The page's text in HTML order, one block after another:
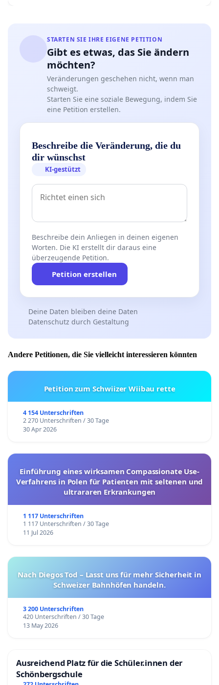
STARTEN SIE IHRE EIGENE PETITION
Gibt es etwas, das Sie ändern
möchten?
Veränderungen geschehen nicht, wenn man
schweigt.
Starten Sie eine soziale Bewegung, indem Sie
eine Petition erstellen.
Beschreibe die Veränderung, die du
dir wünschst
KI-gestützt
Beschreibe dein Anliegen in deinen eigenen
Worten. Die KI erstellt dir daraus eine
überzeugende Petition.
Petition erstellen
Deine Daten bleiben deine Daten
Datenschutz durch Gestaltung
Andere Petitionen, die Sie vielleicht interessieren könnten
Petition zum Schwiizer Wiibau rette
4 154 Unterschriften
2 270 Unterschriften / 30 Tage
30 Apr 2026
Einführung eines wirksamen Compassionate Use-
Verfahrens in Polen für Patienten mit seltenen und
ultrararen Erkrankungen
1 117 Unterschriften
1 117 Unterschriften / 30 Tage
11 Jul 2026
Nach Diegos Tod – Lasst uns für mehr Sicherheit in
Schweizer Bahnhöfen handeln.
3 200 Unterschriften
420 Unterschriften / 30 Tage
13 May 2026
Ausreichend Platz für die Schüler.innen der
Schönbergschule